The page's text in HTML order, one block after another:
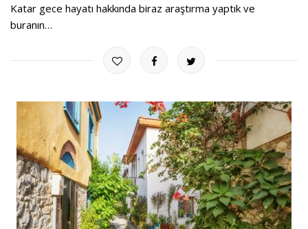
Katar gece hayatı hakkında biraz araştırma yaptık ve
buranın…